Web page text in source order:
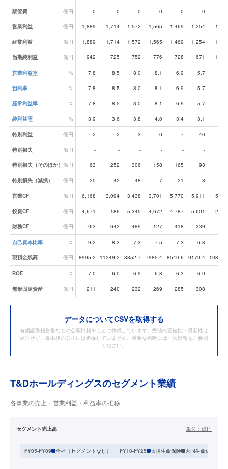
販管費 億円 0 0 0 0 0 0
営業利益 億円 1,889 1,714 1,572 1,565 1,469 1,254
経常利益 億円 1,889 1,714 1,572 1,565 1,469 1,254
当期純利益 億円 942 725 752 776 728 671
営業利益率 % 7.8 8.5 8.0 8.1 6.9 5.7
粗利率 % 7.8 8.5 8.0 8.1 6.9 5.7
経常利益率 % 7.8 8.5 8.0 8.1 6.9 5.7
純利益率 % 3.9 3.6 3.8 4.0 3.4 3.1
特別利益 億円 2 2 3 0 7 40
特別損失 億円 - - - - - -
特別損失（そのほか） 億円 63 252 306 158 165 93
特別損失（減損） 億円 20 42 48 7 21 8
営業CF 億円 6,168 3,094 3,438 3,701 5,770 5,911
投資CF 億円 -4,671 -186 -5,345 -4,672 -4,787 -5,601 -
財務CF 億円 -763 -642 -489 127 -418 339
自己資本比率 % 9.2 8.3 7.3 7.5 7.3 6.8
現預金残高 億円 8995.2 11249.2 8852.7 7985.4 8540.6 9179.4
ROE % 7.0 6.0 6.9 6.8 6.3 6.0
無形固定資産 億円 211 240 232 269 285 308
データについてCSVを取得する
有価証券報告書などの公開情報をもとに作成しています。数値の正確性・最新性は
保証せず、提出後の訂正には追従していません。重要な判断には一次情報をご参照
ください。
T&Dホールディングスのセグメント業績
各事業の売上・営業利益・利益率の推移
セグメント売上高 単位： 億円
FY05-FY09 全社（セグメントなし） FY10-FY25 太陽生命保険 大同生命保険